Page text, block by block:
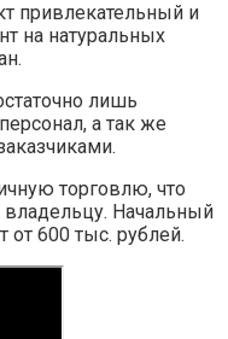
привлекательный и
на натуральных
лишь
а так же
торговлю, что
Начальный
от 600 тыс. рублей.